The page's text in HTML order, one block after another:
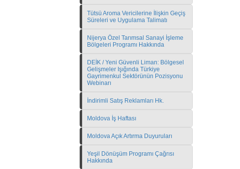
Tütsü Aroma Vericilerine İlişkin Geçiş
Süreleri ve Uygulama Talimatı
Nijerya Özel Tarımsal Sanayi İşleme
Bölgeleri Programı Hakkında
DEİK / Yeni Güvenli Liman: Bölgesel
Gelişmeler Işığında Türkiye
Gayrimenkul Sektörünün Pozisyonu
Webinarı
İndirimli Satış Reklamları Hk.
Moldova İş Haftası
Moldova Açık Artırma Duyuruları
Yeşil Dönüşüm Programı Çağrısı
Hakkında